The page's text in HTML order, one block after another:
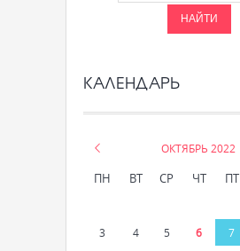
КАЛЕНДАРЬ
ОКТЯБРЬ 2022
ПН ВТ СР ЧТ ПТ
3
4 5 6 7